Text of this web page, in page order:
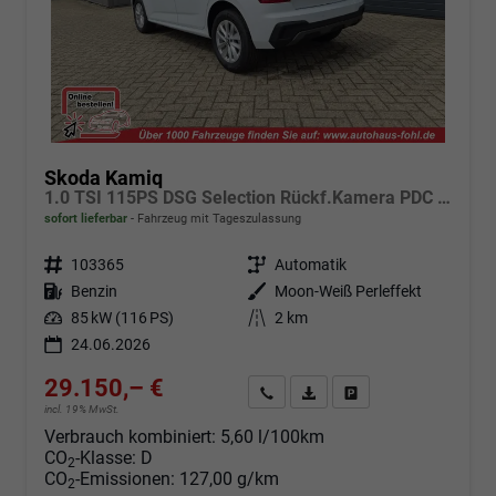
Skoda Kamiq
1.0 TSI 115PS DSG Selection Rückf.Kamera PDC v+h Sitzheizung Klimaautomatik Skoda-Radio Apple CarPlay + Android Auto Tempomat Garantieverlängerung 16"LM
sofort lieferbar Fahrzeug mit Tageszulassung
Fahrzeugnr. 103365 Getriebe Automatik
Kraftstoff Benzin Außenfarbe
Moon-Weiß Perleffekt
Leistung 85 kW (116 PS) Kilometerstand 2 km
24.06.2026
29.150,– €
incl. 19% MwSt.
Angebot anfordern
Fahrzeugexpose (PDF)
Verbrauch kombiniert: 5,60 l/100km
CO2-Klasse: D
CO2-Emissionen: 127,00 g/km